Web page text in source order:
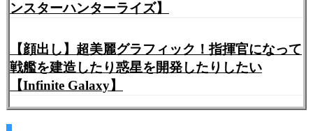
ンスターハンターライズ】
【顔出し】超美麗グラフィック！指揮官になって
戦艦を建造したり惑星を開発したりしたい
【Infinite Galaxy】